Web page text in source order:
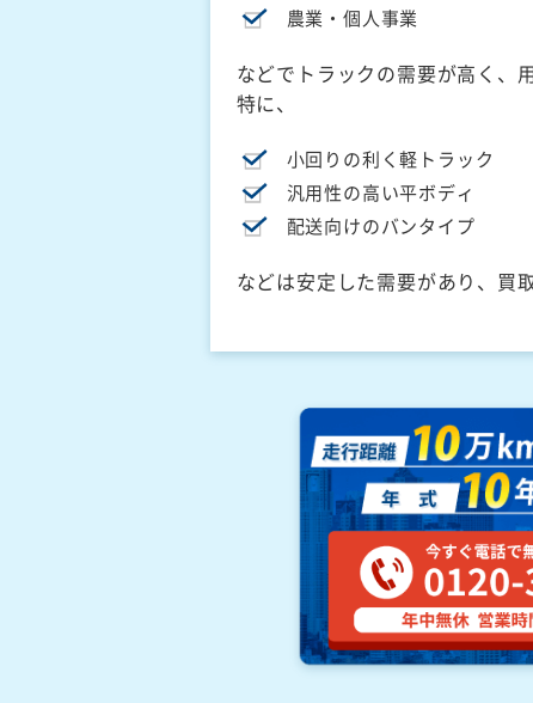
農業・個人事業
などでトラックの需要が高く、
特に、
小回りの利く軽トラック
汎用性の高い平ボディ
配送向けのバンタイプ
などは安定した需要があり、買